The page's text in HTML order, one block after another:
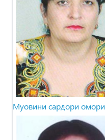
Муовини сардори